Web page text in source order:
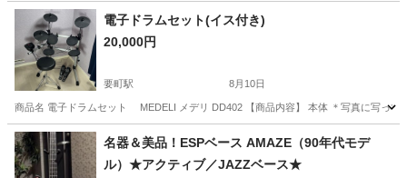
東京 台東区 上野駅 弦楽器、ギター
電子ドラムセット(イス付き)
20,000円
要町駅 8月10日
商品名 電子ドラムセット MEDELI メデリ DD402 【商品内容】 本体 ＊写真に写って
東京 豊島区 要町駅 電子楽器
名器＆美品！ESPベース AMAZE（90年代モデ
ル）★アクティブ／JAZZベース★